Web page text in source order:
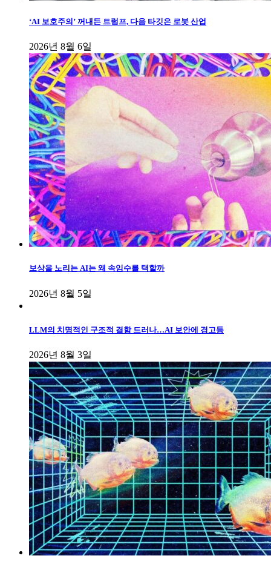
‘AI 보호주의’ 꺼내든 트럼프, 다음 타깃은 로봇 산업
2026년 8월 6일
보상을 노리는 AI는 왜 속임수를 택할까
2026년 8월 5일
LLM의 치명적인 구조적 결함 드러나…AI 보안에 경고등
2026년 8월 3일